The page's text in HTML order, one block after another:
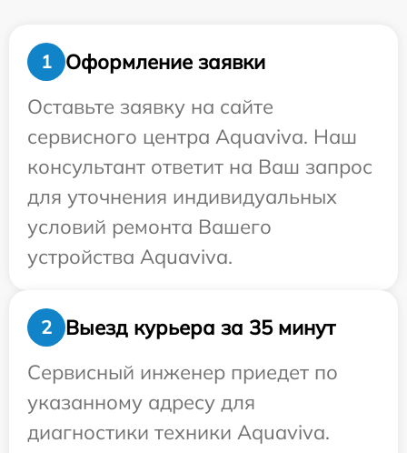
1
Оформление заявки
Оставьте заявку на сайте
сервисного центра Aquaviva. Наш
консультант ответит на Ваш запрос
для уточнения индивидуальных
условий ремонта Вашего
устройства Aquaviva.
2
Выезд курьера за 35 минут
Сервисный инженер приедет по
указанному адресу для
диагностики техники Aquaviva.